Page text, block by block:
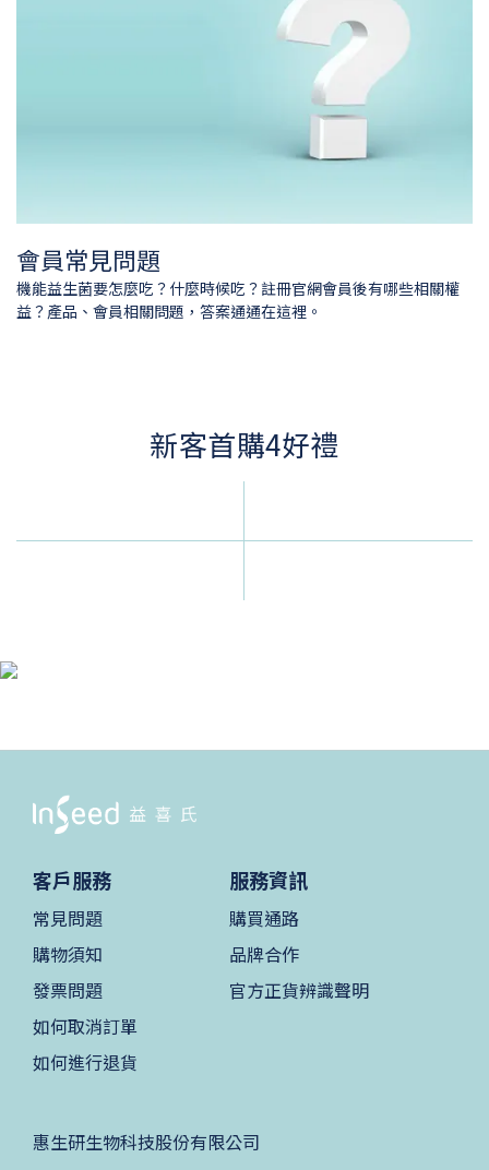
會員常見問題
機能益生菌要怎麼吃？什麼時候吃？註冊官網會員後有哪些相關權
益？產品、會員相關問題，答案通通在這裡。
新客首購4好禮
客戶服務
常見問題
購物須知
發票問題
如何取消訂單
如何進行退貨
服務資訊
購買通路
品牌合作
官方正貨辨識聲明
惠生研生物科技股份有限公司